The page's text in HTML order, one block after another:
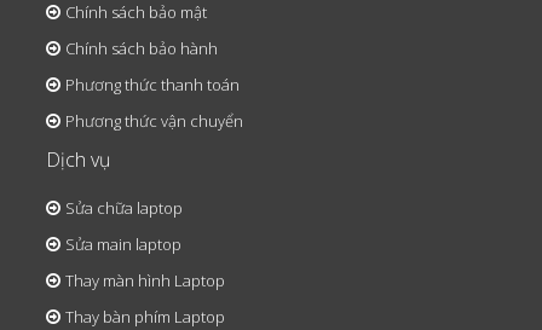
Chính sách bảo mật
Chính sách bảo hành
Phương thức thanh toán
Phương thức vận chuyển
Dịch vụ
Sửa chữa laptop
Sửa main laptop
Thay màn hình Laptop
Thay bàn phím Laptop